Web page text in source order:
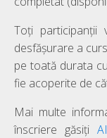
Toți
desfășurare a
pe toată durata
fie acoperite de
Mai multe
înscriere găsiți